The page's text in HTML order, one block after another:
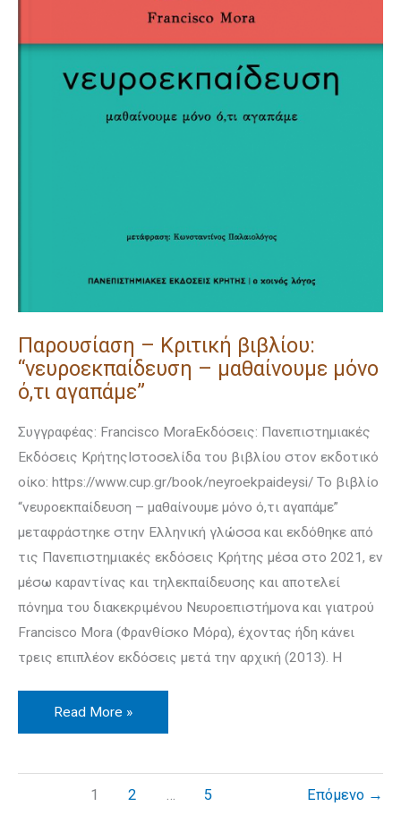
Παρουσίαση – Κριτική βιβλίου:
“νευροεκπαίδευση – μαθαίνουμε μόνο
ό,τι αγαπάμε”
Συγγραφέας: Francisco MoraΕκδόσεις: Πανεπιστημιακές
Εκδόσεις ΚρήτηςΙστοσελίδα του βιβλίου στον εκδοτικό
οίκο: https://www.cup.gr/book/neyroekpaideysi/ To βιβλίο
“νευροεκπαίδευση – μαθαίνουμε μόνο ό,τι αγαπάμε”
μεταφράστηκε στην Ελληνική γλώσσα και εκδόθηκε από
τις Πανεπιστημιακές εκδόσεις Κρήτης μέσα στο 2021, εν
μέσω καραντίνας και τηλεκπαίδευσης και αποτελεί
πόνημα του διακεκριμένου Νευροεπιστήμονα και γιατρού
Francisco Mora (Φρανθίσκο Μόρα), έχοντας ήδη κάνει
τρεις επιπλέον εκδόσεις μετά την αρχική (2013). H
Read More »
1 2 … 5 Επόμενο →